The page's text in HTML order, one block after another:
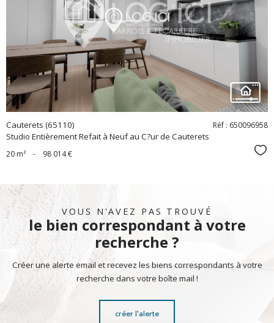
voir le
bien
Cauterets (65110)
Studio Entièrement Refait à Neuf au C?ur de Cauterets
Réf : 650096958
20 m² - 98 014 €
VOUS N'AVEZ PAS TROUVÉ
le bien correspondant à votre
recherche ?
Créer une alerte email et recevez les biens correspondants à votre
recherche dans votre boîte mail !
créer l'alerte